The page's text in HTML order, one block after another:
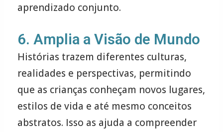
aprendizado conjunto.
6. Amplia a Visão de Mundo
Histórias trazem diferentes culturas,
realidades e perspectivas, permitindo
que as crianças conheçam novos lugares,
estilos de vida e até mesmo conceitos
abstratos. Isso as ajuda a compreender